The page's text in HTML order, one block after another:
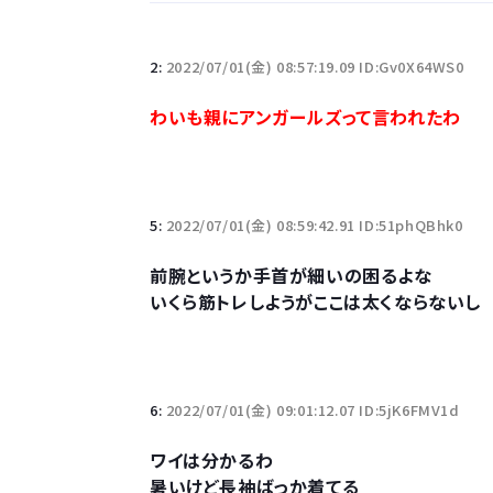
2: 2022/07/01(金) 08:57:19.09 ID:Gv0X64WS0
わいも親にアンガールズって言われたわ
5: 2022/07/01(金) 08:59:42.91 ID:51phQBhk0
前腕というか手首が細いの困るよな
いくら筋トレしようがここは太くならないし
6: 2022/07/01(金) 09:01:12.07 ID:5jK6FMV1d
ワイは分かるわ
暑いけど長袖ばっか着てる